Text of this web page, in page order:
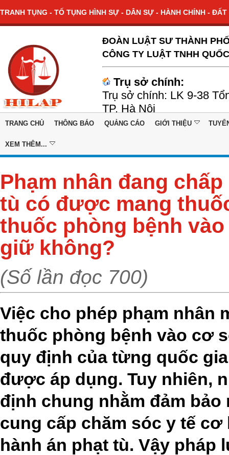
TRANH TỤNG - TỐ TỤNG HÌNH SỰ - DÂN SỰ - HÀNH CHÍNH -
ĐOÀN LUẬT SƯ THÀNH
CÔNG TY LUẬT TNHH
Trụ sở chính:
Trụ sở chính: LK 9-38
TP. Hà Nội
TRANG CHỦ THÔNG BÁO QUẢNG CÁO GIỚI THIỆU
XEM THÊM...
Phạm nhân đang
tù có được mang
thuốc phòng bệnh
giữ không?
(Số lần đọc 700)
Việc cho phép phạm nhân
thuốc phòng bệnh vào cơ
quy định của từng quốc
được áp dụng. Tuy nhiên,
định chung nhằm đảm
cung cấp chăm sóc y tế
hành án phạt tù. Vậy pháp